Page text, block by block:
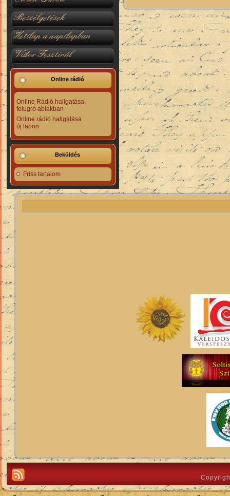
Beszélgetések
Hetilap a napilapban
Vidor Fesztivál
Online rádió
Online Rádió hallgatása
felugró ablakban
Online rádió hallgatása
új lapon
Beküldés
Friss tartalom